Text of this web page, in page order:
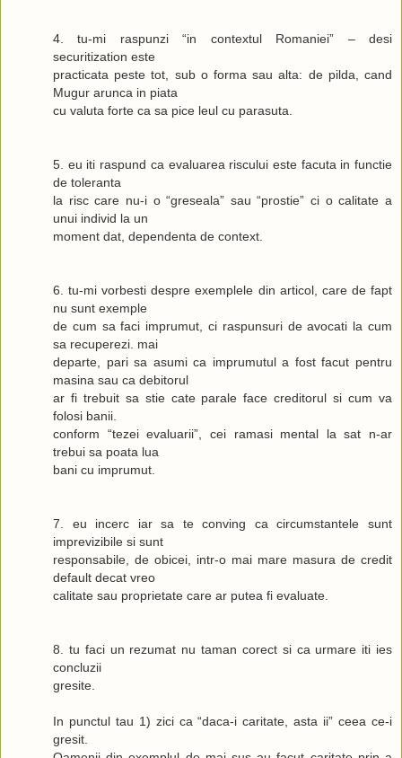
4. tu-mi raspunzi “in contextul Romaniei” – desi
securitization este
practicata peste tot, sub o forma sau alta: de pilda, cand
Mugur arunca in piata
cu valuta forte ca sa pice leul cu parasuta.
5. eu iti raspund ca evaluarea riscului este facuta in functie
de toleranta
la risc care nu-i o “greseala” sau “prostie” ci o calitate a
unui individ la un
moment dat, dependenta de context
6. tu-mi vorbesti despre exemplele din articol, care de fapt
nu sunt exemple
de cum sa faci imprumut, ci raspunsuri de avocati la cum
sa recuperezi. mai
departe, pari sa asumi ca imprumutul a fost facut pentru
masina sau ca debitorul
ar fi trebuit sa stie cate parale face creditorul si cum va
folosi banii.
conform “tezei evaluarii”, cei ramasi mental la sat n-ar
trebui sa poata lua
bani cu imprumut.
7. eu incerc iar sa te conving ca circumstantele sunt
imprevizibile si sunt
responsabile, de obicei, intr-o mai mare masura de credit
default decat vreo
calitate sau proprietate care ar putea fi evaluate.
8. tu faci un rezumat nu taman corect si ca urmare iti ies
concluzii
gresite.
In punctul tau 1) zici ca “daca-i caritate, asta ii” ceea ce-i
gresit.